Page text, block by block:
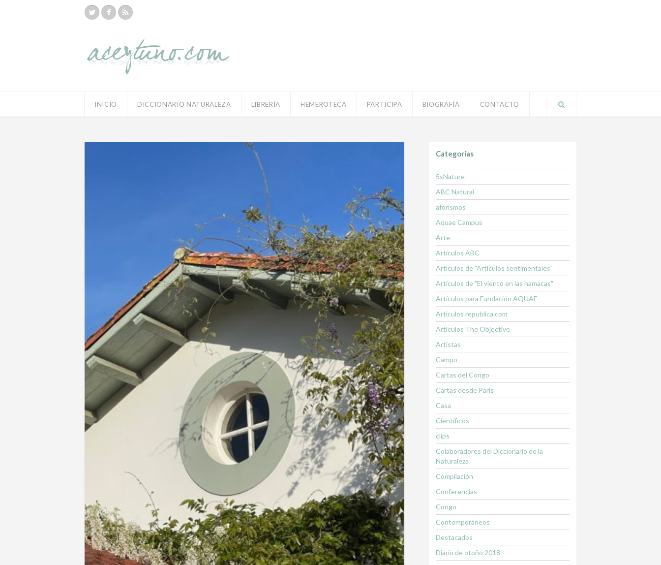
INICIO DICCIONARIO NATURALEZA LIBRERÍA HEMEROTECA PARTICIPA BIOGRAFÍA CONTACTO
Categorías
5sNature
ABC Natural
aforismos
Aquae Campus
Arte
Artículos ABC
Artículos de "Artículos sentimentales"
Artículos de "El viento en las hamacas"
Artículos para Fundación AQUAE
Artículos republica.com
Artículos The Objective
Artistas
Campo
Cartas del Congo
Cartas desde Paris
Casa
Científicos
clips
Colaboradores del Diccionario de la
Naturaleza
Compilación
Conferencias
Congo
Contemporáneos
Destacados
Diario de otoño 2018